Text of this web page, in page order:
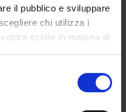
il pubblico e sviluppare
chi utilizza i
scelte in materia di
in qualsiasi
cookie o facendo clic